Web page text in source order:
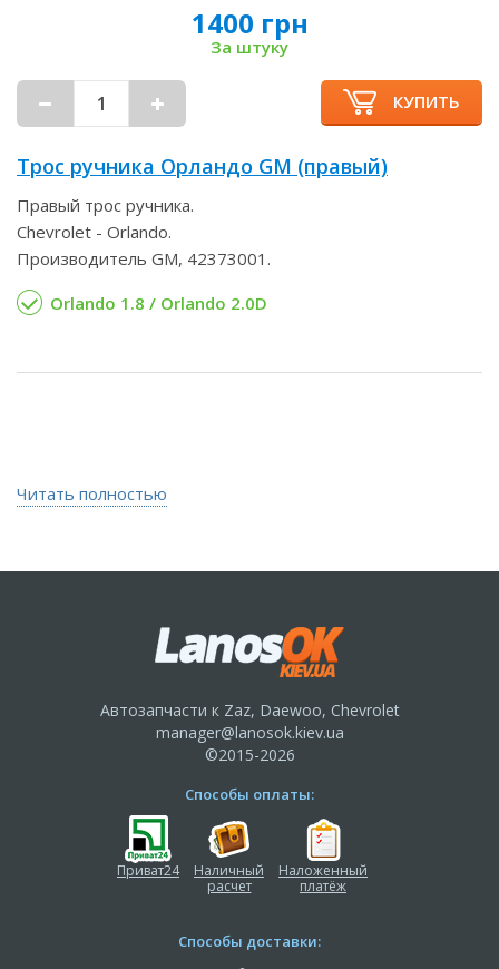
1400 грн
За штуку
КУПИТЬ
Трос ручника Орландо GM (правый)
Правый трос ручника.
Chevrolet - Orlando.
Производитель GM, 42373001.
Orlando 1.8 / Orlando 2.0D
Читать полностью
Автозапчасти к Zaz, Daewoo, Chevrolet
manager@lanosok.kiev.ua
©2015-2026
Способы оплаты:
Приват24
Наличный
расчет
Наложенный
платёж
Способы доставки: